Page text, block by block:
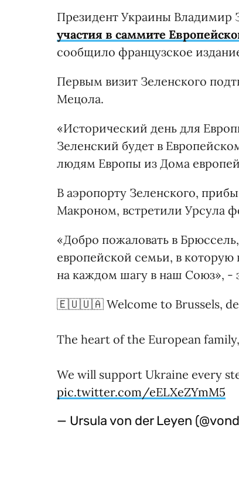
Президент Украины Владимир
участия в саммите
сообщило французское
Первым визит Зеленского
Мецола.
«Исторический день для
Зеленский будет в
людям Европы из Дома
В аэропорту Зеленского,
Макроном, встретили Урсула
«Добро пожаловать в
европейской семьи, в
на каждом шагу в наш Союз», -
🇪🇺🇺🇦 Welcome to Brussels,
The heart of the European
We will support Ukraine every
pic.twitter.com/eELXeZYmM5
— Ursula von der Leyen